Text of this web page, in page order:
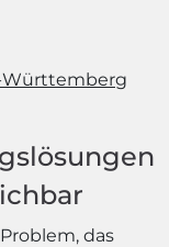
Württemberg
das